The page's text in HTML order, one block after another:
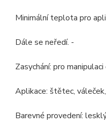
Minimální teplota pro
Dále se neředí. -
Zasychání: pro
Aplikace: štětec,
Barevné provedení: